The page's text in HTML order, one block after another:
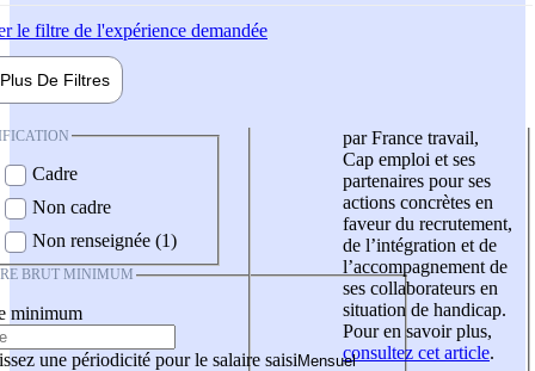
le filtre de l'expérience demandée
Plus De Filtres
Cadre
Non cadre
Non renseignée (1)
BRUT MINIMUM
minimum
une périodicité pour le salaire saisi
par France travail,
Cap emploi et ses
partenaires pour ses
actions concrètes en
faveur du recrutement,
de l’intégration et de
l’accompagnement de
ses collaborateurs en
situation de handicap.
Pour en savoir plus,
consultez cet article.